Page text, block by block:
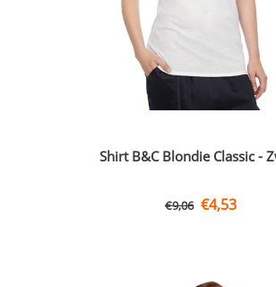
Shirt B&C Blondie Classic -
€9,06 €4,53